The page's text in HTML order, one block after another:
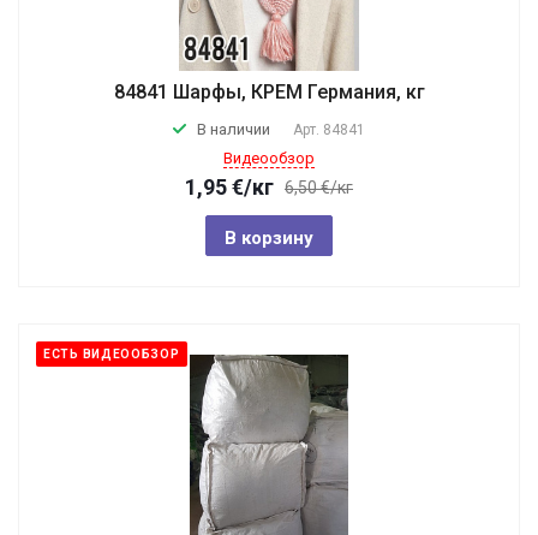
84841 Шарфы, КРЕМ Германия, кг
В наличии Арт. 84841
Видеообзор
1,95€/кг 6,50 €/кг
В корзину
ЕСТЬ ВИДЕООБЗОР